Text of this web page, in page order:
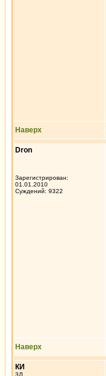
Наверх
Dron
Зарегистрирован:
01.01.2010
Суждений: 9322
Наверх
КИ
3Д